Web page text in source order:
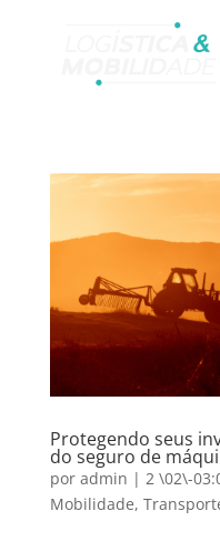
Protegendo seus
do seguro de
por admin | 2 \02\-
Mobilidade,